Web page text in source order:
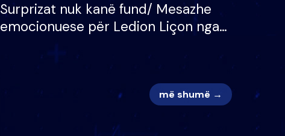
Surprizat nuk kanë fund/ Mesazhe
emocionuese për Ledion Liçon nga
më shumë →